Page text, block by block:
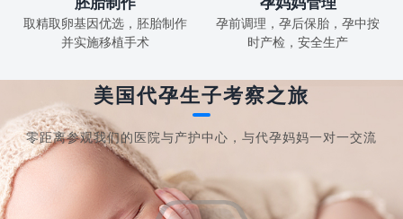
取精取卵基因优选，胚胎制作
并实施移植手术
孕前调理，孕后保胎，孕中按
时产检，安全生产
美国代孕生子考察之旅
零距离参观我们的医院与产护中心，与代孕妈妈一对一交流